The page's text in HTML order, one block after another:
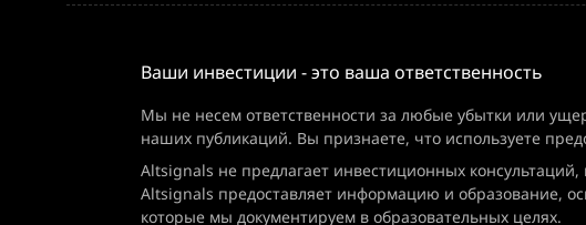
Ваши инвестиции - это ваша ответственность
Мы не несем ответственности за любые убытки или
наших публикаций. Вы признаете, что используете
Altsignals не предлагает инвестиционных
Altsignals предоставляет информацию и образование,
которые мы документируем в образовательных целях.